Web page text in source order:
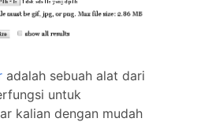
adalah sebuah alat dari
untuk
kalian dengan mudah